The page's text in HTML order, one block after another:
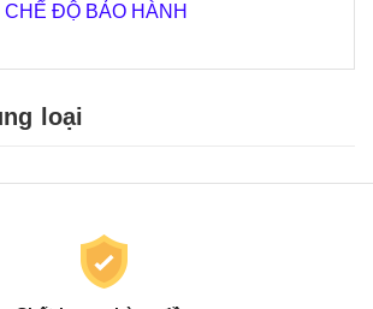
ĐỘ BẢO HÀNH
loại